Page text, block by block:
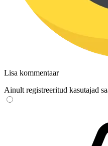
Lisa kommentaar
Ainult registreeritud kasutajad